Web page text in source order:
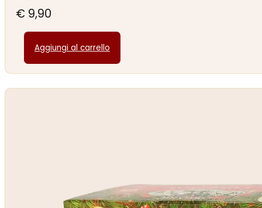
€ 9,90
Aggiungi al carrello